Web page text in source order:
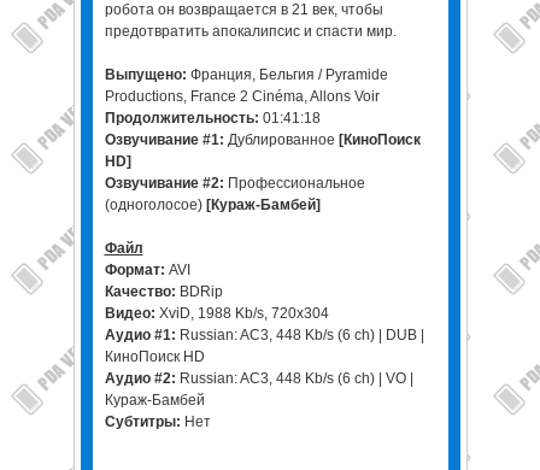
робота он возвращается в 21 век, чтобы
предотвратить апокалипсис и спасти мир.
Выпущено: Франция, Бельгия / Pyramide
Productions, France 2 Cinéma, Allons Voir
Продолжительность: 01:41:18
Озвучивание #1: Дублированное [КиноПоиск
HD]
Озвучивание #2: Профессиональное
(одноголосое) [Кураж-Бамбей]
Файл
Формат: AVI
Качество: BDRip
Видео: XviD, 1988 Kb/s, 720x304
Аудио #1: Russian: AC3, 448 Kb/s (6 ch) | DUB |
КиноПоиск HD
Аудио #2: Russian: AC3, 448 Kb/s (6 ch) | VO |
Кураж-Бамбей
Субтитры: Нет